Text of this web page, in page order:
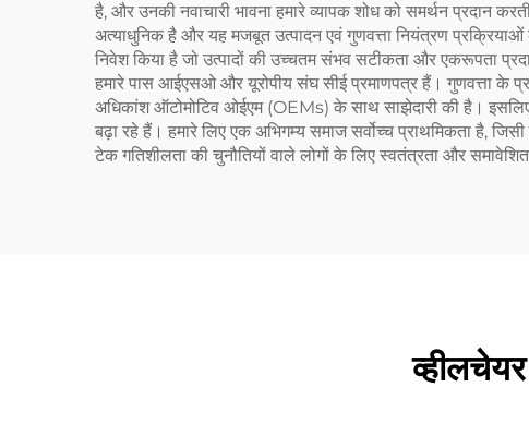
है, और उनकी नवाचारी भावना हमारे व्यापक शोध को समर्थन प्रदान
अत्याधुनिक है और यह मजबूत उत्पादन एवं गुणवत्ता नियंत्रण
निवेश किया है जो उत्पादों की उच्चतम संभव सटीकता और एकरूपता
हमारे पास आईएसओ और यूरोपीय संघ सीई प्रमाणपत्र हैं। गुणवत्ता के
अधिकांश ऑटोमोटिव ओईएम (OEMs) के साथ साझेदारी की है।
बढ़ा रहे हैं। हमारे लिए एक अभिगम्य समाज सर्वोच्च प्राथमिकता है,
टेक गतिशीलता की चुनौतियों वाले लोगों के लिए स्वतंत्रता और